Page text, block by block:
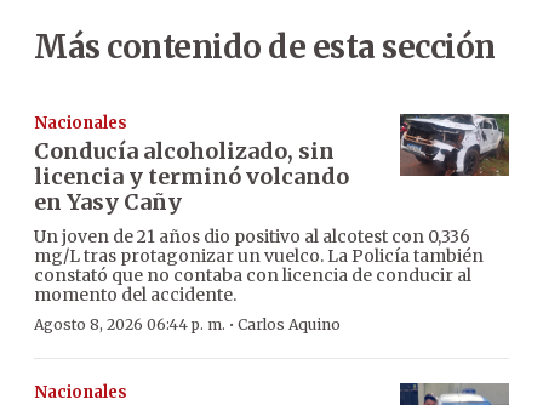
Más contenido de esta sección
Nacionales
Conducía alcoholizado, sin
licencia y terminó volcando
en Yasy Cañy
Un joven de 21 años dio positivo al alcotest con 0,336
mg/L tras protagonizar un vuelco. La Policía también
constató que no contaba con licencia de conducir al
momento del accidente.
Agosto 8, 2026 06:44 p. m. · Carlos Aquino
Nacionales